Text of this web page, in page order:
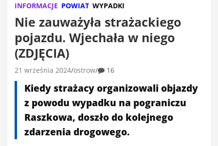
INFORMACJE POWIAT WYPADKI
Nie zauważyła strażackiego
pojazdu. Wjechała w niego
(ZDJĘCIA)
21 września 2024 ostrow 16
Kiedy strażacy organizowali objazdy
z powodu wypadku na pograniczu
Raszkowa, doszło do kolejnego
zdarzenia drogowego.